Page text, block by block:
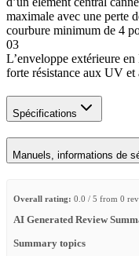
maximale avec une perte
courbure minimum de 4
03
L’enveloppe extérieure
forte résistance aux UV
Spécifications
Manuels, informations de
Overall rating: 0.0 / 5 from 0
AI Generated Review
Summary topics